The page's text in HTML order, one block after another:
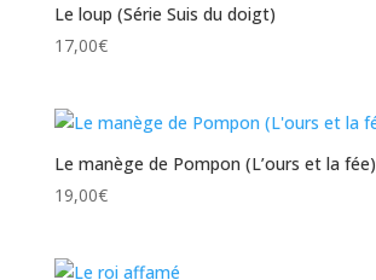
Le loup (Série Suis du doigt)
17,00€
Le manège de Pompon (L’ours et la fée)
19,00€